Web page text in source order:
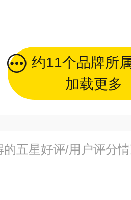
约11个品牌所
加载更多
的五星好评/用户评分